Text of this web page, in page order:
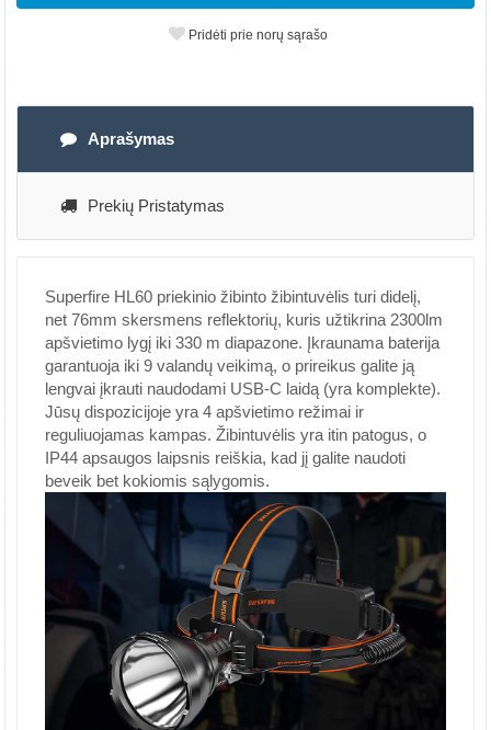
Pridėti prie norų sąrašo
Aprašymas
Prekių Pristatymas
Superfire HL60 priekinio žibinto žibintuvėlis turi didelį,
net 76mm skersmens reflektorių, kuris užtikrina 2300lm
apšvietimo lygį iki 330 m diapazone. Įkraunama baterija
garantuoja iki 9 valandų veikimą, o prireikus galite ją
lengvai įkrauti naudodami USB-C laidą (yra komplekte).
Jūsų dispozicijoje yra 4 apšvietimo režimai ir
reguliuojamas kampas. Žibintuvėlis yra itin patogus, o
IP44 apsaugos laipsnis reiškia, kad jį galite naudoti
beveik bet kokiomis sąlygomis.